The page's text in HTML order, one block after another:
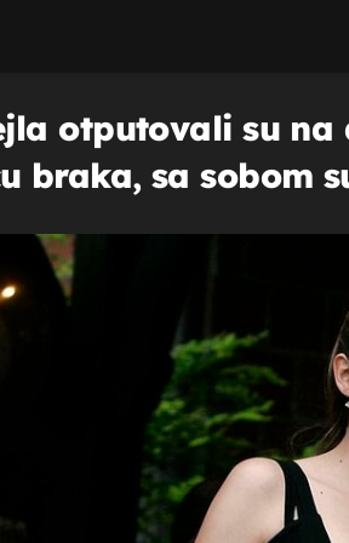
otputovali su
braka, sa sobom